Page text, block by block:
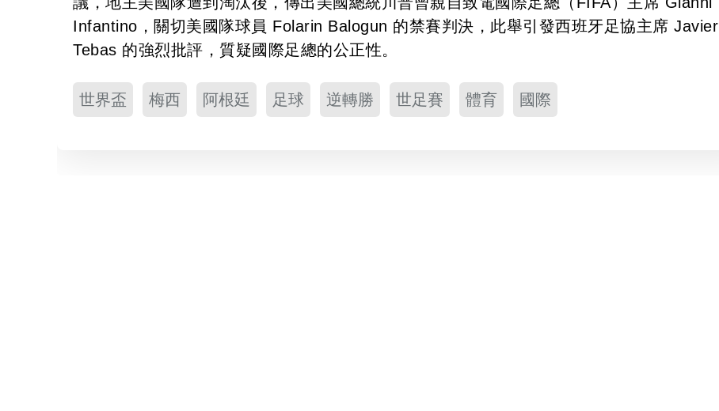
Infantino，關切美國隊球員 Folarin Balogun 的禁賽判決，此舉引發西班牙足協主席 Javier
Tebas 的強烈批評，質疑國際足總的公正性。
世界盃 梅西 阿根廷 足球 逆轉勝 世足賽 體育 國際